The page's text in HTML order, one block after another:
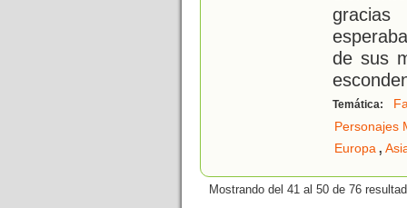
de sus
Temática:
Personajes
Europa,
Mostrando del 41 al 50 de 76